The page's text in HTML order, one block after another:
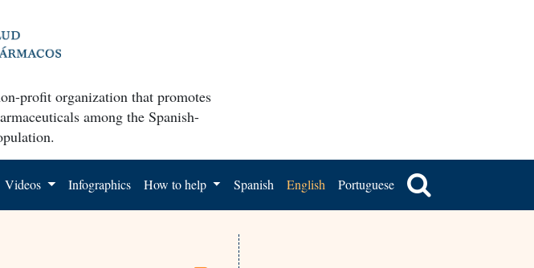
profit organization that promotes
among the Spanish-
Videos Infographics How to help Spanish English Portuguese